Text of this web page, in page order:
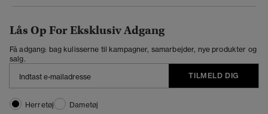
Lås Op For Eksklusiv Adgang
Få adgang: bag kulisserne til kampagner, samarbejder, nye produkter og
salg.
TILMELD DIG
Herretøj Dametøj